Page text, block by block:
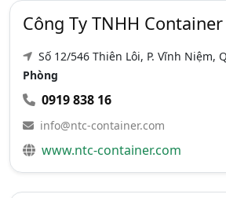
Công Ty TNHH
Số 12/546 Thiên Lôi, P. Vĩnh Niệm,
Phòng
0919 838 16
info@ntc-container.com
www.ntc-container.com